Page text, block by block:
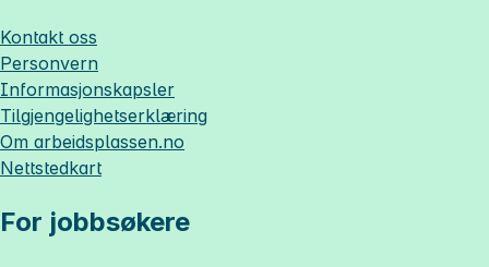
Kontakt oss
Personvern
Informasjonskapsler
Tilgjengelighetserklæring
Om arbeidsplassen.no
Nettstedkart
For jobbsøkere